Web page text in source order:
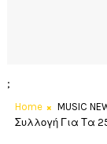
;
Home MUSIC
Συλλογή Για Τα